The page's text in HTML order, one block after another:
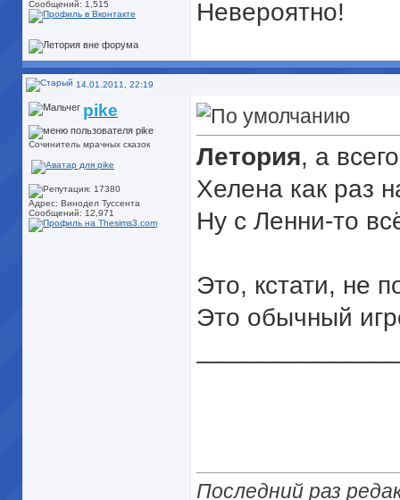
Сообщений: 1,515 Невероятно!
14.01.2011, 22:19
pike
Сочинитель мрачных сказок
Адрес: Винодел Туссента
Сообщений: 12,971
Летория, а
Хелена как раз
Ну с Ленни-то
Это, кстати, не
Это обычный
Последний раз